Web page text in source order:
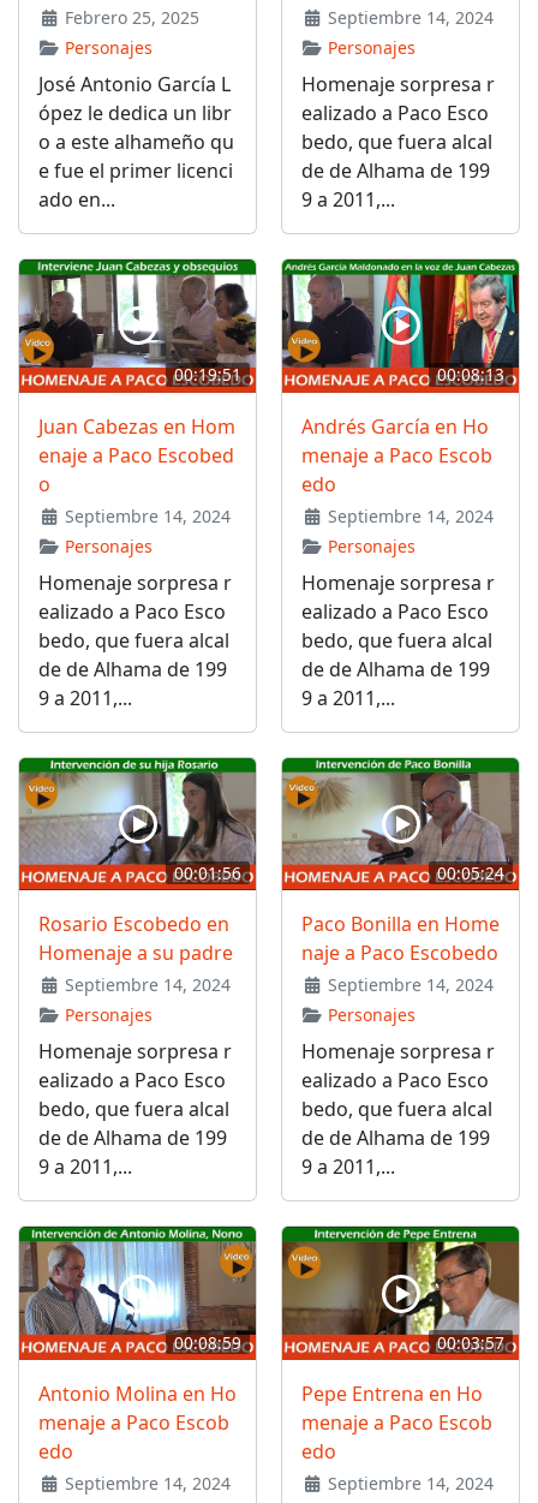
Febrero 25, 2025
Personajes
José Antonio García L
ópez le dedica un libr
o a este alhameño qu
e fue el primer licenci
ado en...
Septiembre 14, 2024
Personajes
Homenaje sorpresa r
ealizado a Paco Esco
bedo, que fuera alcal
de de Alhama de 199
9 a 2011,...
00:19:51
Juan Cabezas en Hom
enaje a Paco Escobed
o
Septiembre 14, 2024
Personajes
Homenaje sorpresa r
ealizado a Paco Esco
bedo, que fuera alcal
de de Alhama de 199
9 a 2011,...
00:08:13
Andrés García en Ho
menaje a Paco Escob
edo
Septiembre 14, 2024
Personajes
Homenaje sorpresa r
ealizado a Paco Esco
bedo, que fuera alcal
de de Alhama de 199
9 a 2011,...
00:01:56
Rosario Escobedo en
Homenaje a su padre
Septiembre 14, 2024
Personajes
Homenaje sorpresa r
ealizado a Paco Esco
bedo, que fuera alcal
de de Alhama de 199
9 a 2011,...
00:05:24
Paco Bonilla en Home
naje a Paco Escobedo
Septiembre 14, 2024
Personajes
Homenaje sorpresa r
ealizado a Paco Esco
bedo, que fuera alcal
de de Alhama de 199
9 a 2011,...
00:08:59
Antonio Molina en Ho
menaje a Paco Escob
edo
Septiembre 14, 2024
00:03:57
Pepe Entrena en Ho
menaje a Paco Escob
edo
Septiembre 14, 2024